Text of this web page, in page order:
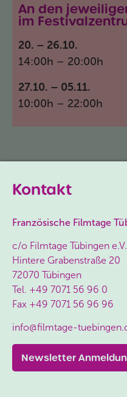
An den
im
20. – 26.10.
14:00h – 20:00h
27.10. – 05.11.
10:00h – 22:00h
Kontakt
Französische Filmtage
c/o Filmtage Tübingen e.V.
Hintere Grabenstraße 20
72070 Tübingen
Tel. +49 7071 56 96 0
Fax +49 7071 56 96 96
info@filmtage-
Newsletter